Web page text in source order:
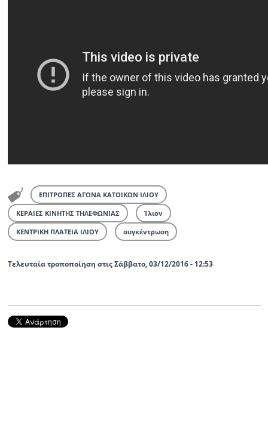
ΕΠΙΤΡΟΠΕΣ ΑΓΩΝΑ ΚΑΤΟΙΚΩΝ ΙΛΙΟΥ
ΚΕΡΑΙΕΣ ΚΙΝΗΤΗΣ ΤΗΛΕΦΩΝΙΑΣ Ίλιον
ΚΕΝΤΡΙΚΗ ΠΛΑΤΕΙΑ ΙΛΙΟΥ συγκέντρωση
Τελευταία τροποποίηση στις Σάββατο, 03/12/2016 - 12:53